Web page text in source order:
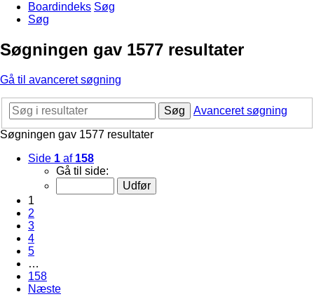
Boardindeks Søg
Søg
Søgningen gav 1577 resultater
Gå til avanceret søgning
Søg
Avanceret søgning
Søgningen gav 1577 resultater
Side 1 af 158
Gå til side:
1
2
3
4
5
…
158
Næste